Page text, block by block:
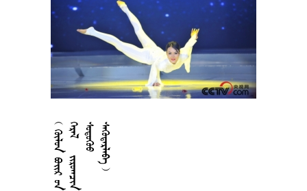










































 